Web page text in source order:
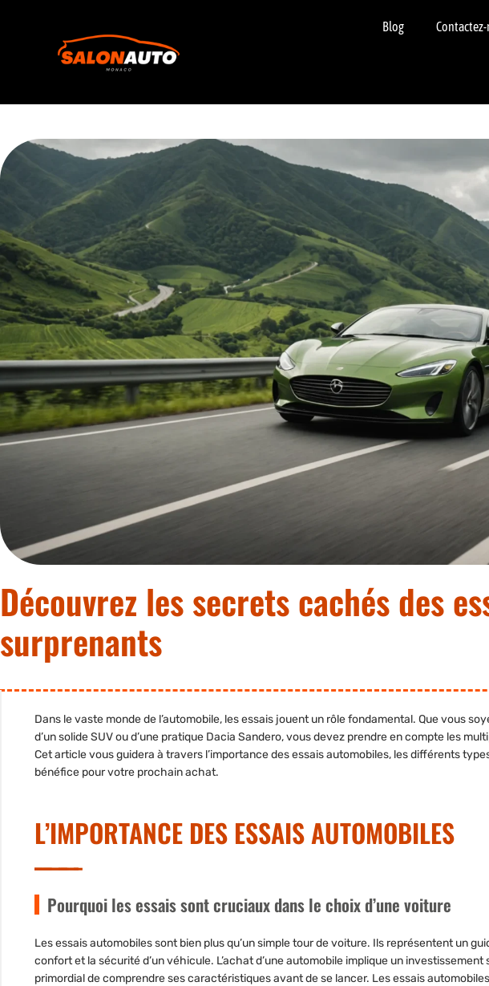
Blog
Découvrez les secrets cachés des
surprenants
Dans le vaste monde de l’automobile, les essais jouent un rôle fondamental. Que vous
d’un solide SUV ou d’une pratique Dacia Sandero, vous devez prendre en compte les
Cet article vous guidera à travers l’importance des essais automobiles, les différents
bénéfice pour votre prochain achat.
L’IMPORTANCE DES ESSAIS AUTOMOBILES
Pourquoi les essais sont cruciaux dans le choix d’une voiture
Les essais automobiles sont bien plus qu’un simple tour de voiture. Ils représentent un
confort et la sécurité d’un véhicule. L’achat d’une automobile implique un
primordial de comprendre ses caractéristiques avant de se lancer. Les essais